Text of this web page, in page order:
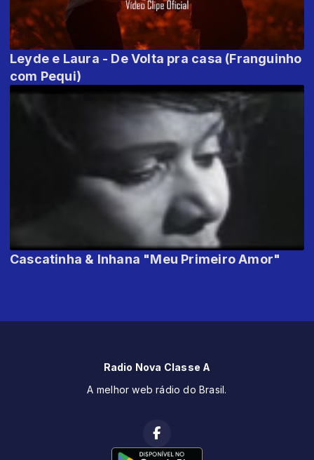
Leyde e Laura - De Volta pra casa (Franguinho
com Pequi)
Cascatinha & Inhana "Meu Primeiro Amor"
Radio Nova Classe A
A melhor web rádio do Brasil.